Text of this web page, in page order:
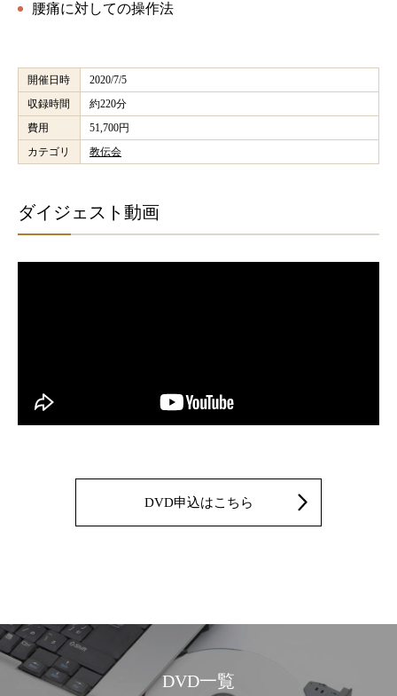
腰痛に対しての操作法
開催日時
2020/7/5
収録時間
約220分
費用
51,700円
カテゴリ
教伝会
ダイジェスト動画
DVD申込はこちら
DVD一覧